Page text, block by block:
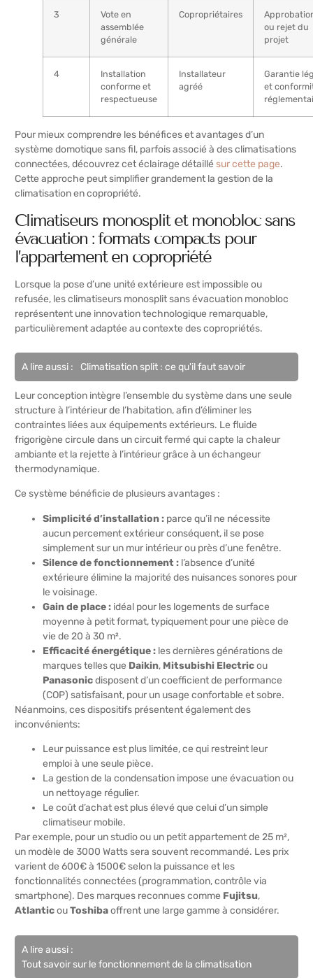
3
Vote en
assemblée
générale
Copropriétaires
ou rejet du
projet
4
Installation
conforme et
respectueuse
Installateur
agréé
Garantie
et
Pour mieux comprendre les bénéfices et avantages d’un
système domotique sans fil, parfois associé à des climatisations
connectées, découvrez cet éclairage détaillé sur cette page.
Cette approche peut simplifier grandement la gestion de la
climatisation en copropriété.
Climatiseurs monosplit et monobloc sans
évacuation : formats compacts pour
l’appartement en copropriété
Lorsque la pose d’une unité extérieure est impossible ou
refusée, les climatiseurs monosplit sans évacuation monobloc
représentent une innovation technologique remarquable,
particulièrement adaptée au contexte des copropriétés.
A lire aussi : Climatisation split : ce qu'il faut savoir
Leur conception intègre l’ensemble du système dans une seule
structure à l’intérieur de l’habitation, afin d’éliminer les
contraintes liées aux équipements extérieurs. Le fluide
frigorigène circule dans un circuit fermé qui capte la chaleur
ambiante et la rejette à l’intérieur grâce à un échangeur
thermodynamique.
Ce système bénéficie de plusieurs avantages :
Simplicité d’installation : parce qu’il ne nécessite
aucun percement extérieur conséquent, il se pose
simplement sur un mur intérieur ou près d’une fenêtre.
Silence de fonctionnement : l’absence d’unité
extérieure élimine la majorité des nuisances sonores pour
le voisinage.
Gain de place : idéal pour les logements de surface
moyenne à petit format, typiquement pour une pièce de
vie de 20 à 30 m².
Efficacité énergétique : les dernières générations de
marques telles que Daikin, Mitsubishi Electricou
Panasonicdisposent d’un coefficient de performance
(COP) satisfaisant, pour un usage confortable et sobre.
Néanmoins, ces dispositifs présentent également des
inconvénients:
Leur puissance est plus limitée, ce qui restreint leur
emploi à une seule pièce.
La gestion de la condensation impose une évacuation ou
un nettoyage régulier.
Le coût d’achat est plus élevé que celui d’un simple
climatiseur mobile.
Par exemple, pour un studio ou un petit appartement de 25 m²,
un modèle de 3000 Watts sera souvent recommandé. Les prix
varient de 600€ à 1500€ selon la puissance et les
fonctionnalités connectées (programmation, contrôle via
smartphone). Des marques reconnues comme Fujitsu,
AtlanticouToshibaoffrent une large gamme à considérer.
A lire aussi :
Tout savoir sur le fonctionnement de la climatisation